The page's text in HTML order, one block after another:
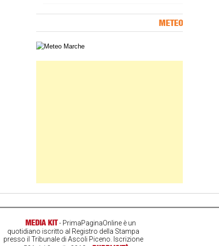
METEO
Carta meteorologica delle Marche
MEDIA KIT- PrimaPaginaOnline è un
quotidiano iscritto al Registro della Stampa
presso il Tribunale di Ascoli Piceno. Iscrizione